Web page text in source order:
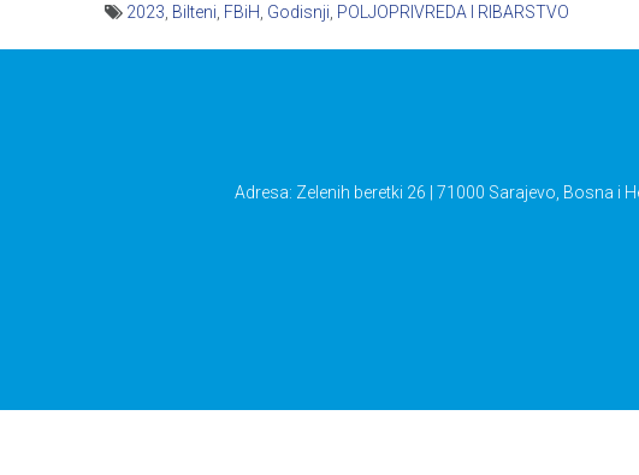
2023 Bilteni FBiH Godisnji POLJOPRIVREDA I RIBARSTVO
Adresa: Zelenih beretki 26 | 71000 Sarajevo, Bosna i